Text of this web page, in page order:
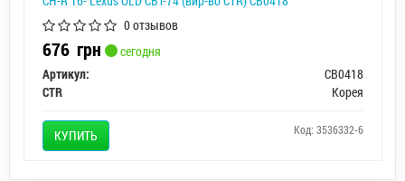
0 отзывов
676 грн
сегодня
Артикул:
CB0418
CTR
Корея
КУПИТЬ Код: 3536332-6